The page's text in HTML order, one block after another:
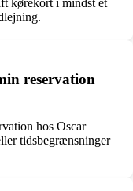
kørekort i mindst et
reservation
hos Oscar
tidsbegrænsninger